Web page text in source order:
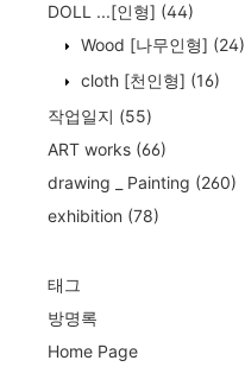
DOLL ...[인형] (44)
Wood [나무인형] (24)
cloth [천인형] (16)
작업일지 (55)
ART works (66)
drawing _ Painting (260)
exhibition (78)
태그
방명록
Home Page